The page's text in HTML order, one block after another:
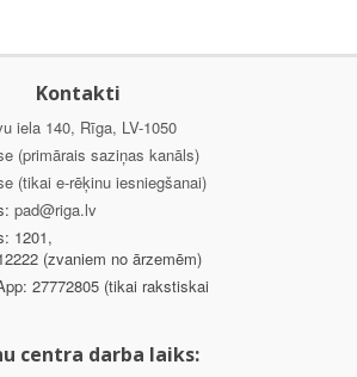
Kontakti
iela 140, Rīga, LV-1050
(primārais saziņas kanāls)
(tikai e-rēķinu iesniegšanai)
pad@riga.lv
1201,
(zvaniem no ārzemēm)
27772805 (tikai rakstiskai
centra darba laiks: